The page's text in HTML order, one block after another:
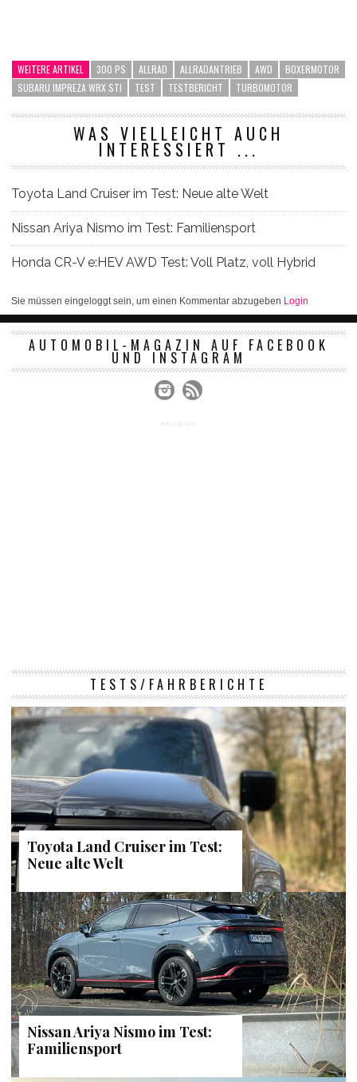
WEITERE ARTIKEL 300 PS ALLRAD ALLRADANTRIEB AWD
BOXERMOTOR
SUBARU IMPREZA WRX STI
TEST TESTBERICHT TURBOMOTOR
WAS VIELLEICHT AUCH
INTERESSIERT ...
Toyota Land Cruiser im Test: Neue alte Welt
Nissan Ariya Nismo im Test: Familiensport
Honda CR-V e:HEV AWD Test: Voll Platz, voll Hybrid
Sie müssen eingeloggt sein, um einen Kommentar abzugeben Login
AUTOMOBIL-MAGAZIN AUF FACEBOOK
UND INSTAGRAM
ANZEIGE
TESTS/FAHRBERICHTE
Toyota Land Cruiser im Test:
Neue alte Welt
Nissan Ariya Nismo im Test:
Familiensport